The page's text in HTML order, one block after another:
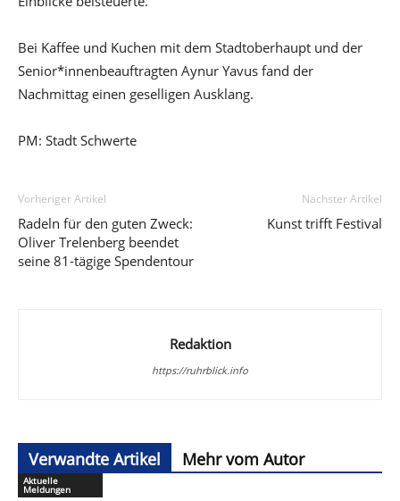
Bei Kaffee und Kuchen mit dem Stadtoberhaupt und der
Senior*innenbeauftragten Aynur Yavus fand der
Nachmittag einen geselligen Ausklang.
PM: Stadt Schwerte
Vorheriger Artikel
Radeln für den guten Zweck:
Oliver Trelenberg beendet
seine 81-tägige Spendentour
Nächster Artikel
Kunst trifft Festival
Redaktion
https://ruhrblick.info
Verwandte Artikel Mehr vom Autor
Aktuelle
Meldungen